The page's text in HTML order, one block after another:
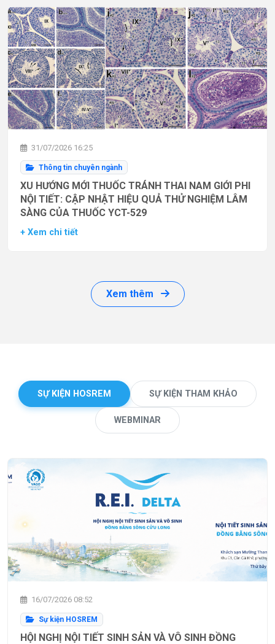
31/07/2026 16:25
Thông tin chuyên ngành
XU HƯỚNG MỚI THUỐC TRÁNH THAI NAM GIỚI PHI
NỘI TIẾT: CẬP NHẬT HIỆU QUẢ THỬ NGHIỆM LÂM
SÀNG CỦA THUỐC YCT-529
+ Xem chi tiết
Xem thêm
SỰ KIỆN HOSREM SỰ KIỆN THAM KHẢO
WEBMINAR
16/07/2026 08:52
Sự kiện HOSREM
HỘI NGHỊ NỘI TIẾT SINH SẢN VÀ VÔ SINH ĐỒNG